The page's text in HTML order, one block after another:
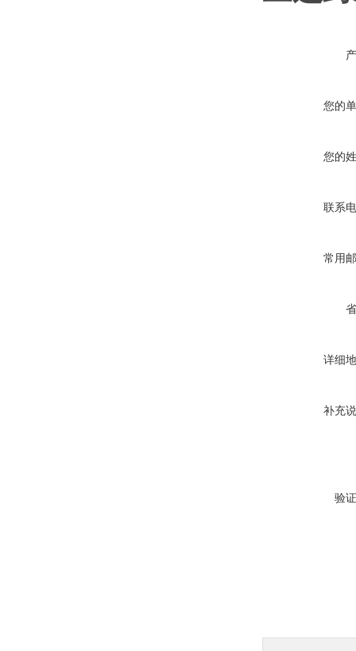
您的
您的
联系
常用
详细
补充
验